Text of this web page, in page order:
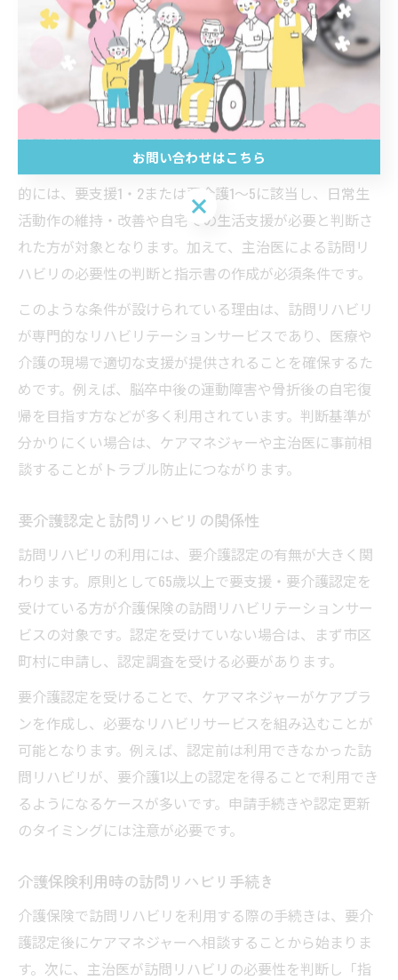
介護保険で受ける訪問リハビリ
の条件解説
介護保険訪問リハビリの対象者要件
訪問リハビリテーションを介護保険で利用する場合、ま
ず「要介護認定」を受けていることが大前提です。具体
的には、要支援1・2または要介護1～5に該当し、日常生
活動作の維持・改善や自宅での生活支援が必要と判断さ
れた方が対象となります。加えて、主治医による訪問リ
ハビリの必要性の判断と指示書の作成が必須条件です。
このような条件が設けられている理由は、訪問リハビリ
が専門的なリハビリテーションサービスであり、医療や
介護の現場で適切な支援が提供されることを確保するた
めです。例えば、脳卒中後の運動障害や骨折後の自宅復
帰を目指す方などが多く利用されています。判断基準が
分かりにくい場合は、ケアマネジャーや主治医に事前相
談することがトラブル防止につながります。
要介護認定と訪問リハビリの関係性
訪問リハビリの利用には、要介護認定の有無が大きく関
わります。原則として65歳以上で要支援・要介護認定を
受けている方が介護保険の訪問リハビリテーションサー
ビスの対象です。認定を受けていない場合は、まず市区
町村に申請し、認定調査を受ける必要があります。
要介護認定を受けることで、ケアマネジャーがケアプラ
ンを作成し、必要なリハビリサービスを組み込むことが
可能となります。例えば、認定前は利用できなかった訪
問リハビリが、要介護1以上の認定を得ることで利用でき
るようになるケースが多いです。申請手続きや認定更新
のタイミングには注意が必要です。
介護保険利用時の訪問リハビリ手続き
介護保険で訪問リハビリを利用する際の手続きは、要介
護認定後にケアマネジャーへ相談することから始まりま
す。次に、主治医が訪問リハビリの必要性を判断し「指
お問い合わせはこちら
お問い合わせはこちら